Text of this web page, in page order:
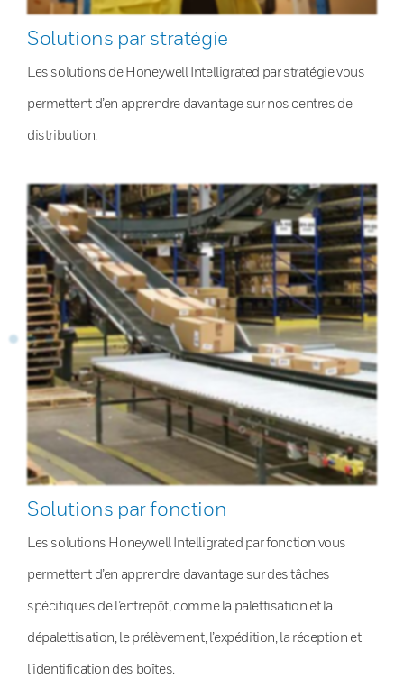
Solutions par stratégie
Les solutions de Honeywell Intelligrated par stratégie vous
permettent d’en apprendre davantage sur nos centres de
distribution.
Solutions par fonction
Les solutions Honeywell Intelligrated par fonction vous
permettent d’en apprendre davantage sur des tâches
spécifiques de l’entrepôt, comme la palettisation et la
dépalettisation, le prélèvement, l’expédition, la réception et
l’identification des boîtes.